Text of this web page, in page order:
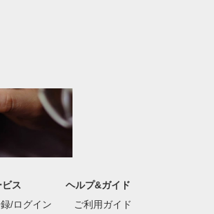
ス
/ログイン
ヘルプ&ガイド
ご利用ガイド